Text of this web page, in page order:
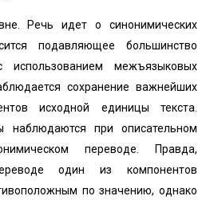
Речь идет о синонимических
подавляющее большинство
использованием межъязыковых
сохранение важнейших
исходной единицы текста.
наблюдаются при описательном
переводе. Правда,
один из компонентов
по значению, однако